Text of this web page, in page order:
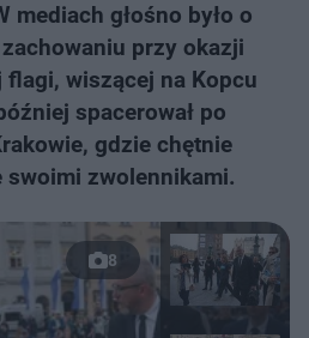
mediach głośno było o
przy okazji
wiszącej na Kopcu
spacerował po
gdzie chętnie
swoimi zwolennikami.
8